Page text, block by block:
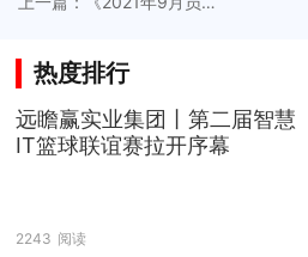
热度排行
远瞻赢实业集团丨第二届智慧
IT篮球联谊赛拉开序幕
2243 阅读